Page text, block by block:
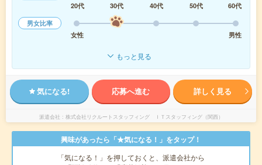
20代
30代 40代 50代
60代
男女比率
女性
男性
もっと見る
気になる! 応募へ進む 詳しく見る
派遣会社 株式会社リクルートスタッフィング ＩＴスタッフィング（関西）
興味があったら「★気になる！」をタップ！
「気になる！」を押しておくと、派遣会社から